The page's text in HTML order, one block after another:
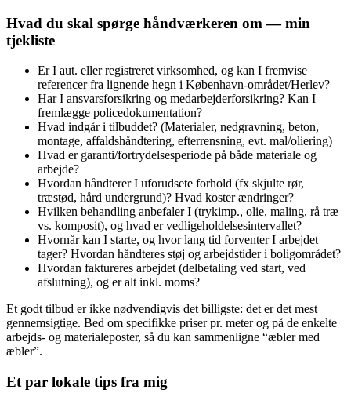
Hvad du skal spørge håndværkeren om — min
tjekliste
Er I aut. eller registreret virksomhed, og kan I fremvise
referencer fra lignende hegn i København‑området/Herlev?
Har I ansvarsforsikring og medarbejderforsikring? Kan I
fremlægge policedokumentation?
Hvad indgår i tilbuddet? (Materialer, nedgravning, beton,
montage, affaldshåndtering, efterrensning, evt. mal/oliering)
Hvad er garanti/fortrydelsesperiode på både materiale og
arbejde?
Hvordan håndterer I uforudsete forhold (fx skjulte rør,
træstød, hård undergrund)? Hvad koster ændringer?
Hvilken behandling anbefaler I (trykimp., olie, maling, rå træ
vs. komposit), og hvad er vedligeholdelsesintervallet?
Hvornår kan I starte, og hvor lang tid forventer I arbejdet
tager? Hvordan håndteres støj og arbejdstider i boligområdet?
Hvordan faktureres arbejdet (delbetaling ved start, ved
afslutning), og er alt inkl. moms?
Et godt tilbud er ikke nødvendigvis det billigste: det er det mest
gennemsigtige. Bed om specifikke priser pr. meter og på de enkelte
arbejds‑ og materialeposter, så du kan sammenligne “æbler med
æbler”.
Et par lokale tips fra mig